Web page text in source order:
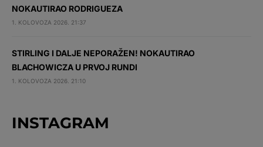
NOKAUTIRAO RODRIGUEZA
1. KOLOVOZA 2026. 21:37
STIRLING I DALJE NEPORAŽEN! NOKAUTIRAO
BLACHOWICZA U PRVOJ RUNDI
1. KOLOVOZA 2026. 21:10
INSTAGRAM